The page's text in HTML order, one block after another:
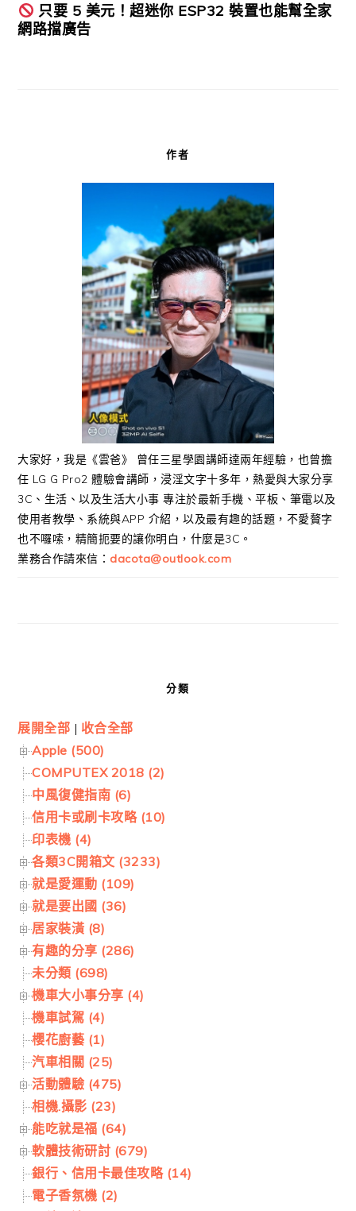
只要 5 美元！超迷你 ESP32 裝置也能幫全家
網路擋廣告
作者
大家好，我是《雲爸》 曾任三星學園講師達兩年經驗，也曾擔
任 LG G Pro2 體驗會講師，浸淫文字十多年，熱愛與大家分享
3C、生活、以及生活大小事 專注於最新手機、平板、筆電以及
使用者教學、系統與APP 介紹，以及最有趣的話題，不愛贅字
也不囉嗦，精簡扼要的讓你明白，什麼是3C。
業務合作請來信： dacota@outlook.com
分類
展開全部 | 收合全部
Apple (500)
COMPUTEX 2018 (2)
中風復健指南 (6)
信用卡或刷卡攻略 (10)
印表機 (4)
各類3C開箱文 (3233)
就是愛運動 (109)
就是要出國 (36)
居家裝潢 (8)
有趣的分享 (286)
未分類 (698)
機車大小事分享 (4)
機車試駕 (4)
櫻花廚藝 (1)
汽車相關 (25)
活動體驗 (475)
相機.攝影 (23)
能吃就是福 (64)
軟體技術研討 (679)
銀行、信用卡最佳攻略 (14)
電子香氛機 (2)